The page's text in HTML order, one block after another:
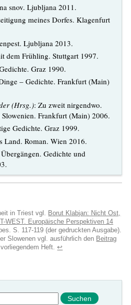
snov. Ljubljana 2011.
meines Dorfes. Klagenfurt
Ljubljana 2013.
dem Frühling. Stuttgart 1997.
Graz 1990.
– Gedichte. Frankfurt (Main)
(Hrsg.): Zu zweit nirgendwo.
Frankfurt (Main) 2006.
Gedichte. Graz 1999.
Land. Roman. Wien 2016.
Gedichte und
in Triest vgl.
Borut Klabjan: Nicht Ost,
WEST. Europäische Perspektiven 14
S. 117-119 (der gedruckten Ausgabe).
Slowenen vgl. ausführlich den Beitrag
Heft.↩︎